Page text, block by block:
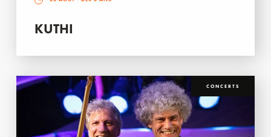
KUTHI
CONCERTS